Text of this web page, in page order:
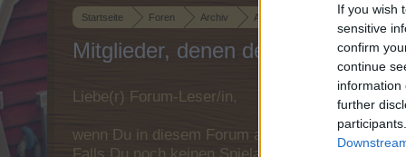
If you wish
sensitive
confirm
continue
information
further
Startseite Foren Archiv Archiv Rest Die lustige
Mitglieder, denen der Beitrag
Liebe(r) Forum-Leser/in,
wenn Du in diesem Forum aktiv an den